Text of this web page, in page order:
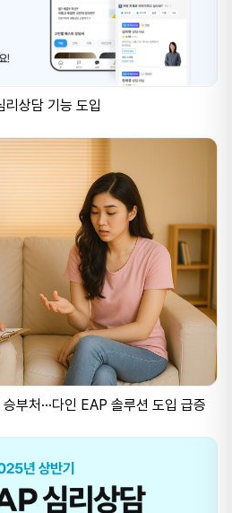
리상담 기능 도입
부처···다인 EAP 솔루션 도입 급증